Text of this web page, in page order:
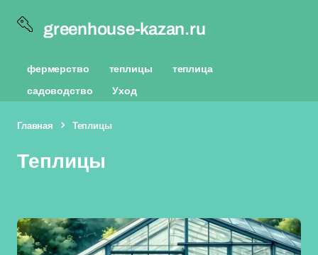
greenhouse-kazan.ru
фермерство теплицы
теплица
садоводство
Уход
Главная Теплицы
Теплицы